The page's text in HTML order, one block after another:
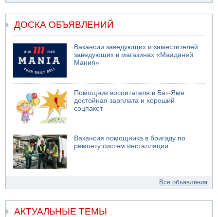
ДОСКА ОБЪЯВЛЕНИЙ
Вакансии заведующих и заместителей
заведующих в магазинах «Мааданей
Мания»
Помощник воспитателя в Бат-Яме:
достойная зарплата и хороший
соцпакет
Вакансия помощника в бригаду по
ремонту систем инсталляции
Все объявления
АКТУАЛЬНЫЕ ТЕМЫ